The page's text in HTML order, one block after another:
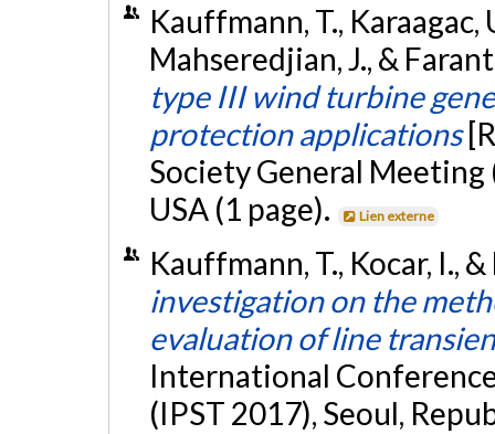
Kauffmann, T., Karaagac,
Mahseredjian, J., &
type III wind turbine
protection applications
Society General Meeting
USA (1 page).
Lien externe
Kauffmann, T., Kocar, I.,
investigation on the
evaluation of line
International
(IPST 2017), Seoul,